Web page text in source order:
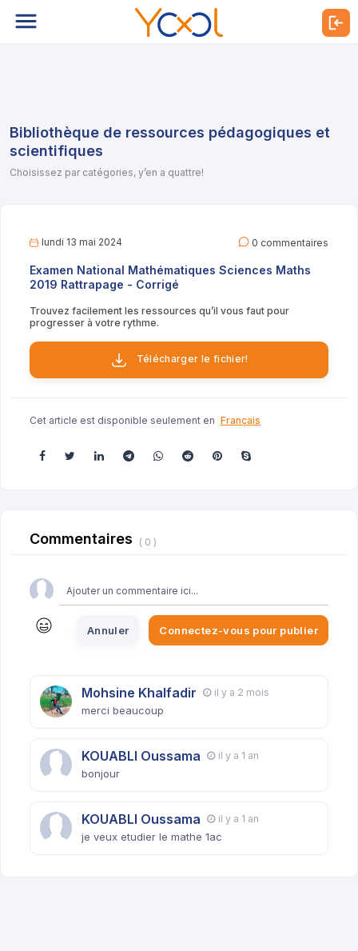
Bibliothèque de ressources pédagogiques et
scientifiques
Choisissez par catégories, y’en a quattre!
lundi 13 mai 2024 0 commentaires
Examen National Mathématiques Sciences Maths
2019 Rattrapage - Corrigé
Trouvez facilement les ressources qu’il vous faut pour
progresser à votre rythme.
Télécharger le fichier!
Cet article est disponible seulement en Français
Commentaires ( 0 )
Annuler Connectez-vous pour publier
Mohsine Khalfadir il y a 2 mois
merci beaucoup
KOUABLI Oussama il y a 1 an
bonjour
KOUABLI Oussama il y a 1 an
je veux etudier le mathe 1ac